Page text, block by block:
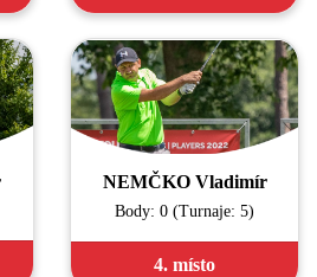
NEMČKO Vladimír
Body: 0 (Turnaje: 5)
4. místo